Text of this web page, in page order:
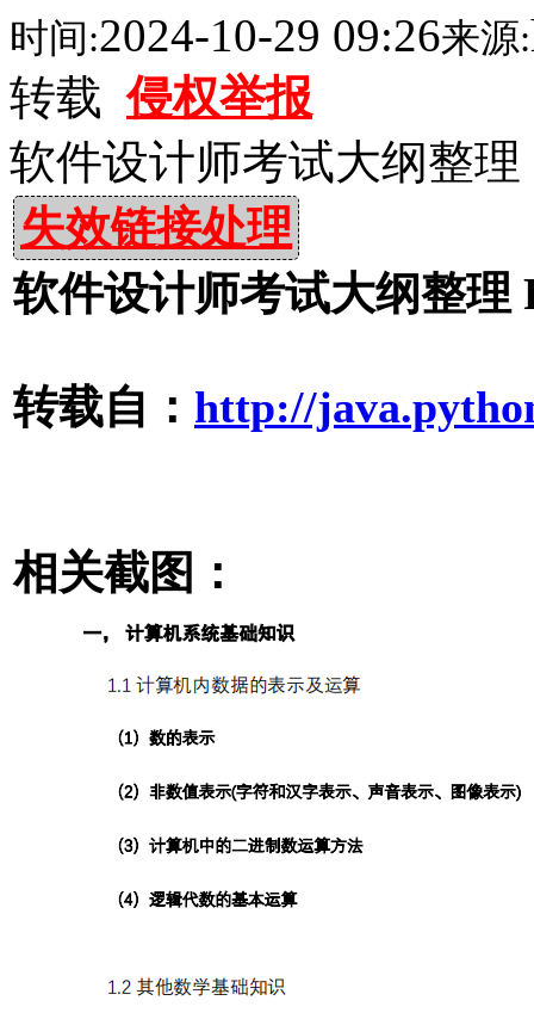
时间:2024-10-29 09:26来源:
转载侵权举报
软件设计师考试大纲整理
失效链接处理
软件设计师考试大纲整理
转载自： http://
相关截图：